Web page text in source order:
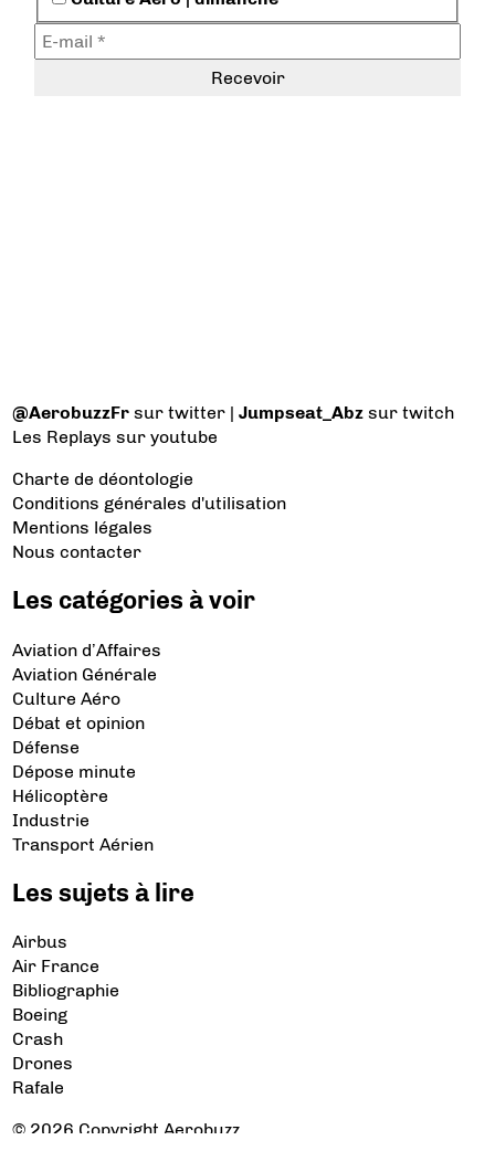
@AerobuzzFr sur twitter |Jumpseat_Abz sur twitch
Les Replays sur youtube
Charte de déontologie
Conditions générales d'utilisation
Mentions légales
Nous contacter
Les catégories à voir
Aviation d’Affaires
Aviation Générale
Culture Aéro
Débat et opinion
Défense
Dépose minute
Hélicoptère
Industrie
Transport Aérien
Les sujets à lire
Airbus
Air France
Bibliographie
Boeing
Crash
Drones
Rafale
© 2026 Copyright Aerobuzz.